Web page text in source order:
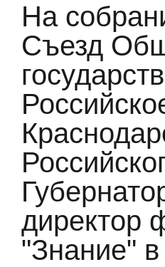
На
Cъезд
директор
"Знание"